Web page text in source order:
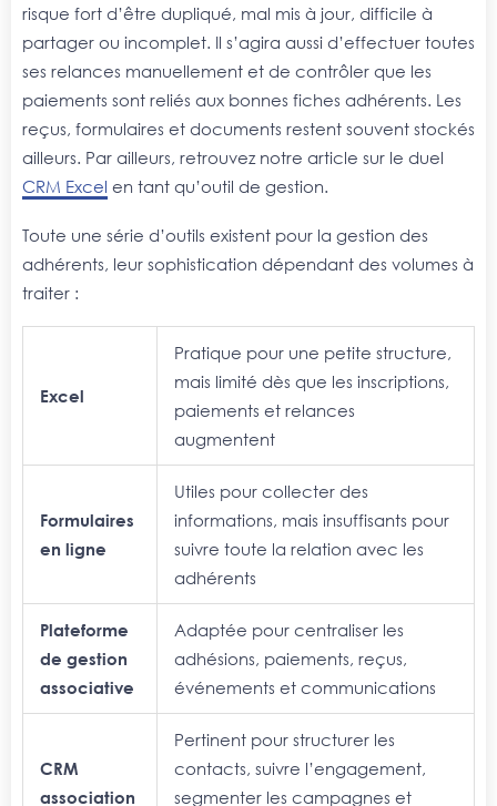
risque fort d’être dupliqué, mal mis à jour, difficile à
partager ou incomplet. Il s’agira aussi d’effectuer toutes
ses relances manuellement et de contrôler que les
paiements sont reliés aux bonnes fiches adhérents. Les
reçus, formulaires et documents restent souvent stockés
ailleurs. Par ailleurs, retrouvez notre article sur le duel
CRM Excel en tant qu’outil de gestion.
Toute une série d’outils existent pour la gestion des
adhérents, leur sophistication dépendant des volumes à
traiter :
Excel
Pratique pour une petite structure,
mais limité dès que les inscriptions,
paiements et relances
augmentent
Formulaires
en ligne
Utiles pour collecter des
informations, mais insuffisants pour
suivre toute la relation avec les
adhérents
Plateforme
de gestion
associative
Adaptée pour centraliser les
adhésions, paiements, reçus,
événements et communications
CRM
association
Pertinent pour structurer les
contacts, suivre l’engagement,
segmenter les campagnes et